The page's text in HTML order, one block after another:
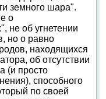
земного шара".
о
не об угнетении
но о равно
находящихся
об отсутствии
(и просто
способного
по своей